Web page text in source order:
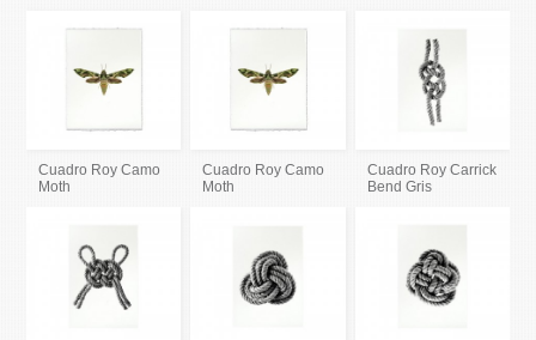
Cuadro Roy Camo
Moth
Cuadro Roy Camo
Moth
Cuadro Roy Carrick
Bend Gris